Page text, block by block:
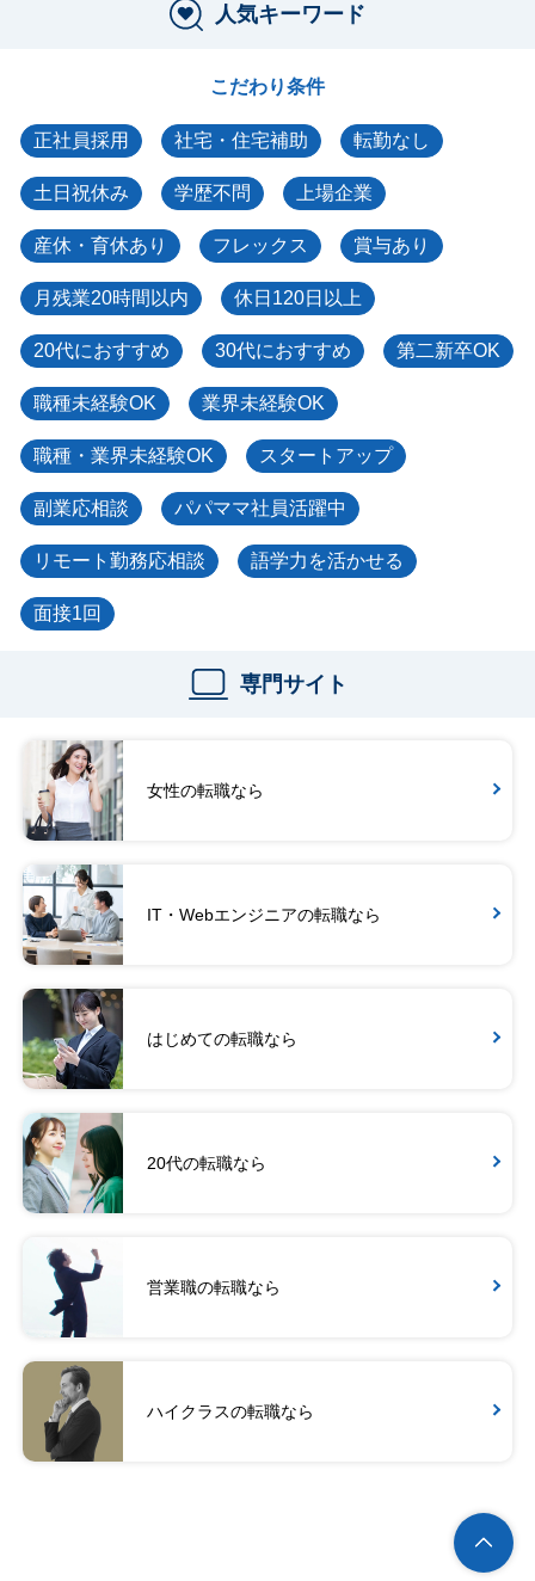
人気キーワード
こだわり条件
正社員採用 社宅・住宅補助 転勤なし
土日祝休み 学歴不問 上場企業
産休・育休あり フレックス 賞与あり
月残業20時間以内 休日120日以上
20代におすすめ 30代におすすめ 第二新卒OK
職種未経験OK 業界未経験OK
職種・業界未経験OK スタートアップ
副業応相談 パパママ社員活躍中
リモート勤務応相談 語学力を活かせる
面接1回
専門サイト
女性の転職なら
IT・Webエンジニアの転職なら
はじめての転職なら
20代の転職なら
営業職の転職なら
ハイクラスの転職なら